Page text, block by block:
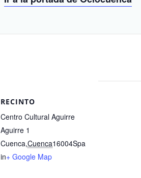
RECINTO
Centro Cultural Aguirre
Aguirre 1
Cuenca,Cuenca16004Spa
in+ Google Map